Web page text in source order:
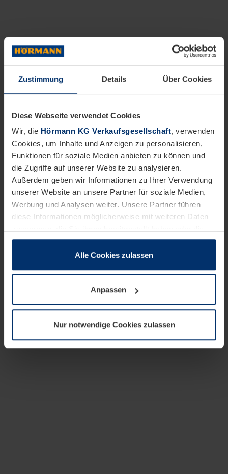
Zustimmung Details Über Cookies
Diese Webseite verwendet Cookies
Wir, die Hörmann KG Verkaufsgesellschaft, verwenden
Cookies, um Inhalte und Anzeigen zu personalisieren,
Funktionen für soziale Medien anbieten zu können und
die Zugriffe auf unserer Website zu analysieren.
Außerdem geben wir Informationen zu Ihrer Verwendung
unserer Website an unsere Partner für soziale Medien,
Werbung und Analysen weiter. Unsere Partner führen
diese Informationen möglicherweise mit weiteren Daten
sie im Rahmen Ihrer Nutzung der Dienste gesammelt
wenn diese für den Betrieb dieser Seite unbedingt
notwendig sind. Für alle anderen Cookie-Typen benötigen
wir Ihre Erlaubnis. Ihre Einwilligung können Sie jederzeit
Datenschutzerklärungunserer Website ändern oder
widerrufen.
Alle Cookies zulassen
Anpassen
Nur notwendige Cookies zulassen